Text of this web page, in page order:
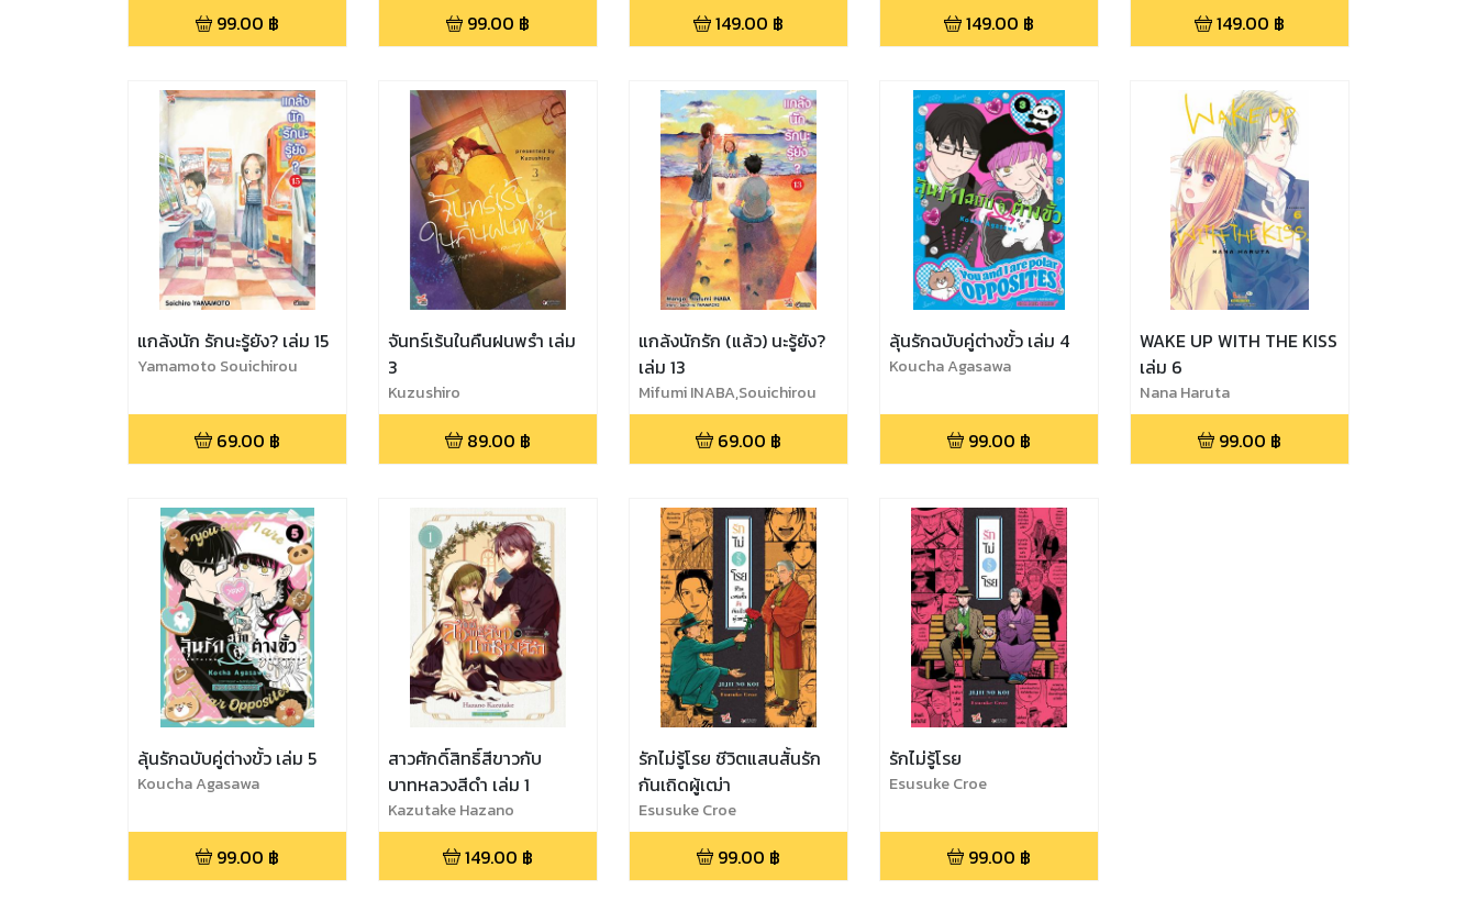
99.00 ฿ 99.00 ฿ 149.00 ฿ 149.00 ฿ 149.00 ฿
แกล้งนัก รักนะรู้ยัง? เล่ม 15
Yamamoto Souichirou
69.00 ฿
จันทร์เร้นในคืนฝนพรำ เล่ม
3
Kuzushiro
89.00 ฿
แกล้งนักรัก (แล้ว) นะรู้ยัง?
เล่ม 13
Mifumi INABA,Souichirou
YAMAMOTO
69.00 ฿
ลุ้นรักฉบับคู่ต่างขั้ว เล่ม 4
Koucha Agasawa
99.00 ฿
WAKE UP WITH THE KISS
เล่ม 6
Nana Haruta
99.00 ฿
ลุ้นรักฉบับคู่ต่างขั้ว เล่ม 5
Koucha Agasawa
99.00 ฿
สาวศักดิ์สิทธิ์สีขาวกับ
บาทหลวงสีดำ เล่ม 1
Kazutake Hazano
149.00 ฿
รักไม่รู้โรย ชีวิตแสนสั้นรัก
กันเถิดผู้เฒ่า
Esusuke Croe
99.00 ฿
รักไม่รู้โรย
Esusuke Croe
99.00 ฿